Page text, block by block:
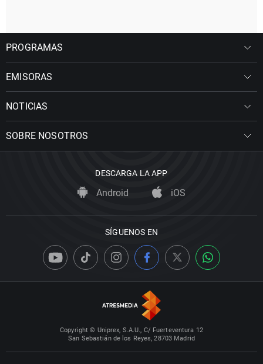
PROGRAMAS
EMISORAS
NOTICIAS
SOBRE NOSOTROS
DESCARGA LA APP
Android iOS
SÍGUENOS EN
Copyright © Uniprex, S.A.U., C/ Fuerteventura 12
San Sebastián de los Reyes, 28703 Madrid